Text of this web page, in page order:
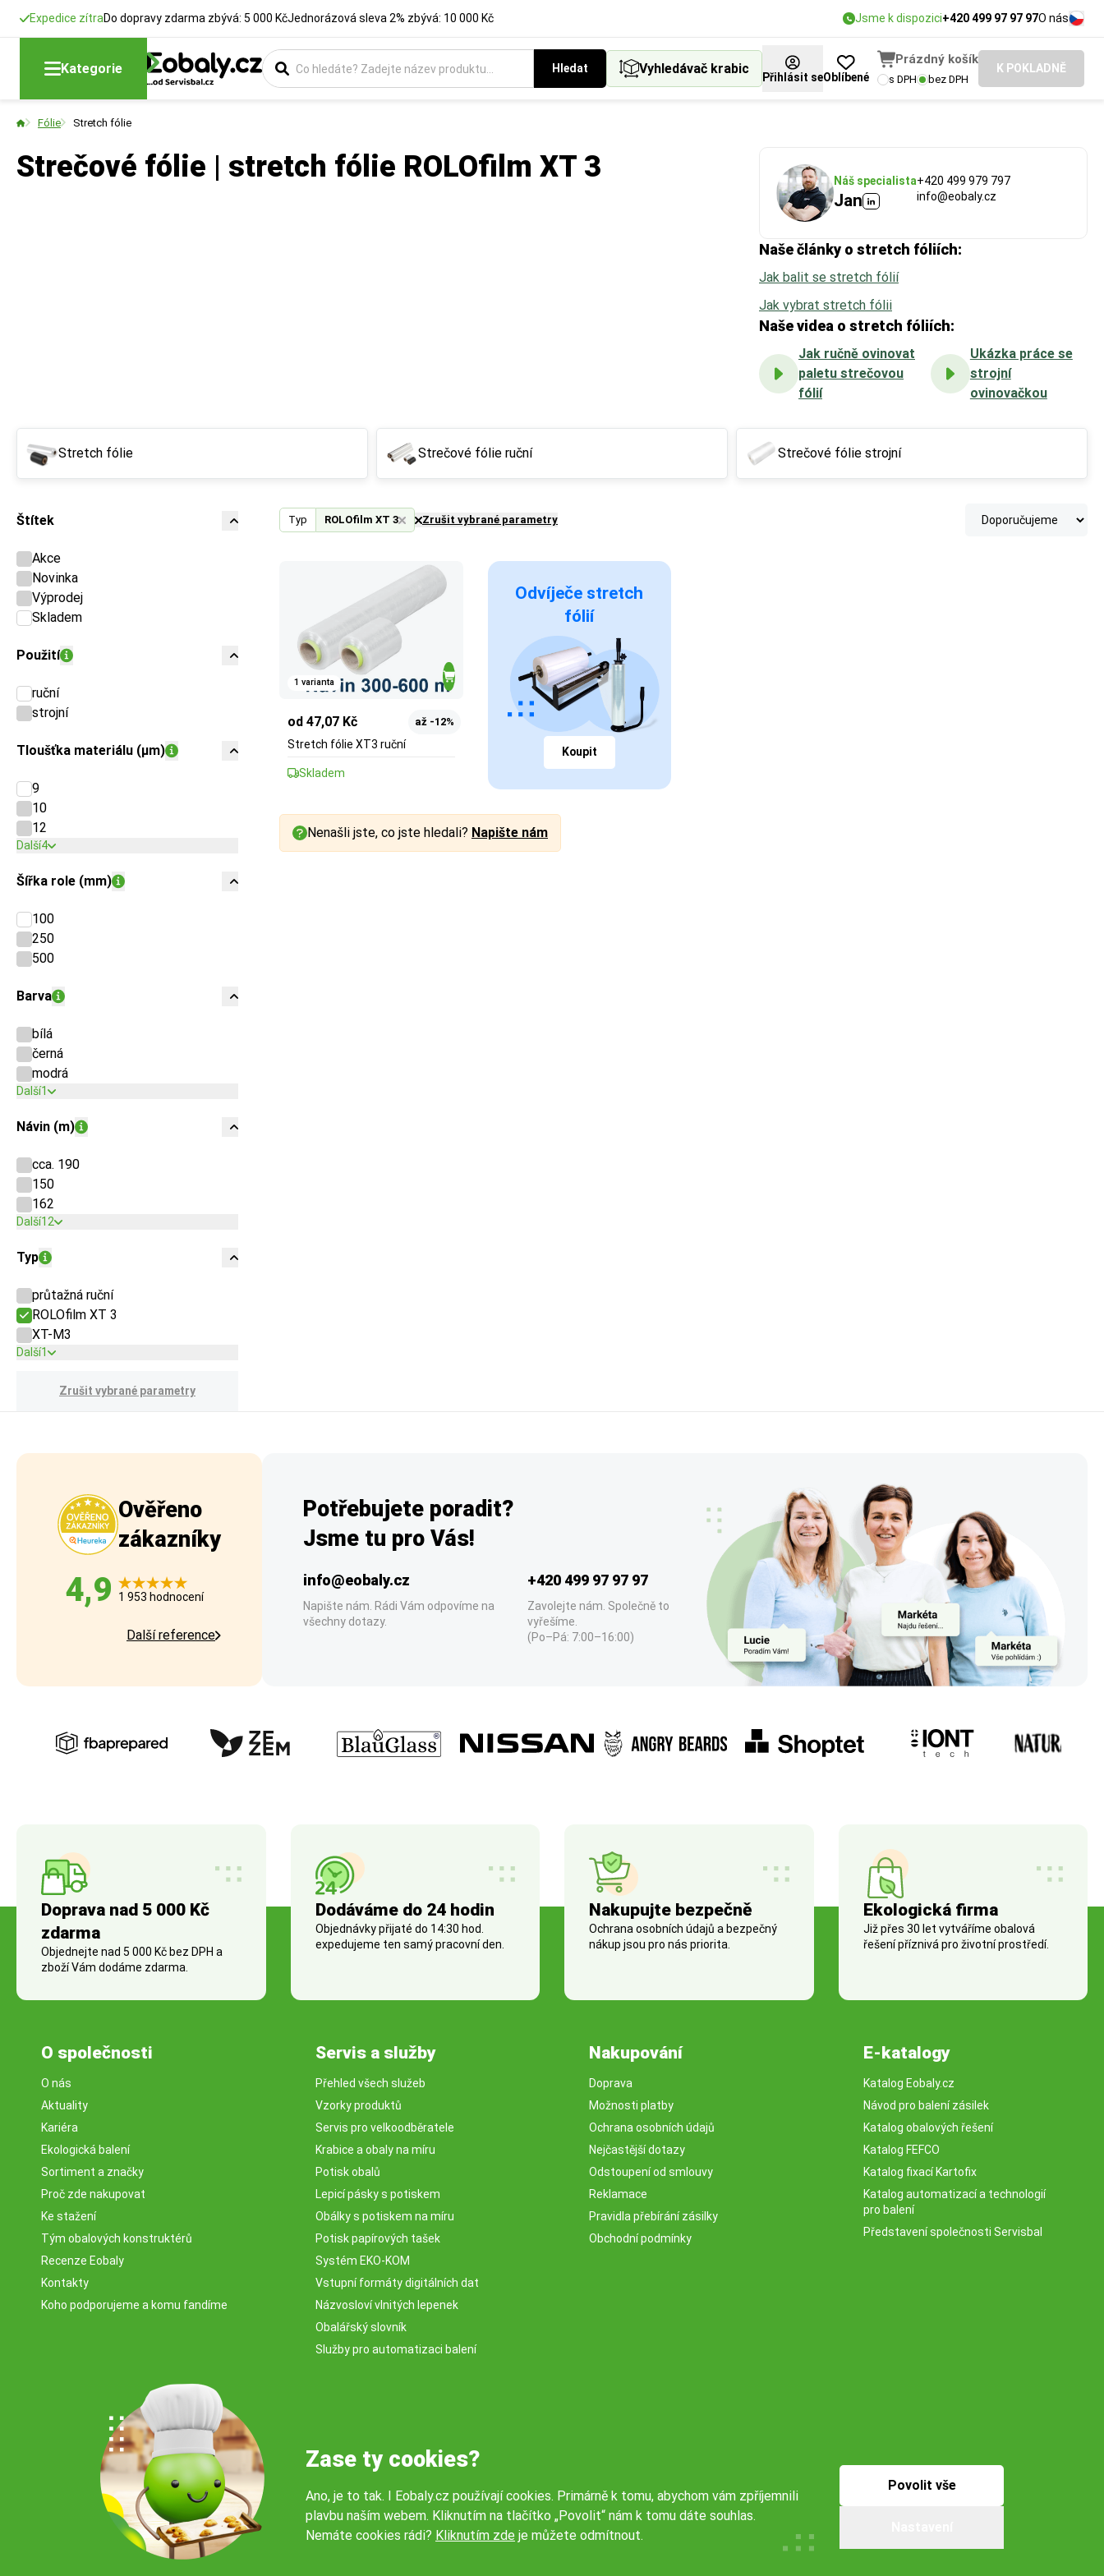
Expedice zítraDo dopravy zdarma zbývá: 5 000 KčJednorázová sleva 2% zbývá: 10 000 Kč Jsme k dispozici+420 499 97 97 97O nás
Kategorie Hledat Vyhledávač krabic
Přihlásit seOblíbené
Prázdný košík
s DPH bez DPH
K POKLADNĚ
Fólie Stretch fólie
Strečové fólie | stretch fólie ROLOfilm XT 3 Náš specialista
Jan
+420 499 979 797
info@eobaly.cz
Naše články o stretch fóliích:
Jak balit se stretch fólií
Jak vybrat stretch fólii
Naše videa o stretch fóliích:
Jak ručně ovinovat
paletu strečovou
fólií
Ukázka práce se
strojní
ovinovačkou
Stretch fólie Strečové fólie ruční Strečové fólie strojní
Štítek
Akce
Novinka
Výprodej
Skladem
Použití
ruční
strojní
Tloušťka materiálu (µm)
9
10
12
Další4
Šířka role (mm)
100
250
500
Barva
bílá
černá
modrá
Další1
Návin (m)
cca. 190
150
162
Další12
Typ
průtažná ruční
ROLOfilm XT 3
XT-M3
Další1
Zrušit vybrané parametry
Typ ROLOfilm XT 3 Zrušit vybrané parametry
1 varianta
od 47,07 Kč až -12%
Stretch fólie XT3 ruční
Skladem
Odvíječe stretch
fólií
Koupit
Nenašli jste, co jste hledali? Napište nám
Ověřeno
zákazníky
4,9 1 953 hodnocení
Další reference
Potřebujete poradit?
Jsme tu pro Vás!
info@eobaly.cz
Napište nám. Rádi Vám odpovíme na
všechny dotazy.
+420 499 97 97 97
Zavolejte nám. Společně to
vyřešíme.
(Po–Pá: 7:00–16:00)
Doprava nad 5 000 Kč
zdarma
Objednejte nad 5 000 Kč bez DPH a
zboží Vám dodáme zdarma.
Dodáváme do 24 hodin
Objednávky přijaté do 14:30 hod.
expedujeme ten samý pracovní den.
Nakupujte bezpečně
Ochrana osobních údajů a bezpečný
nákup jsou pro nás priorita.
Ekologická firma
Již přes 30 let vytváříme obalová
řešení příznivá pro životní prostředí.
O společnosti
O nás
Aktuality
Kariéra
Ekologická balení
Sortiment a značky
Proč zde nakupovat
Ke stažení
Tým obalových konstruktérů
Recenze Eobaly
Kontakty
Koho podporujeme a komu fandíme
Servis a služby
Přehled všech služeb
Vzorky produktů
Servis pro velkoodběratele
Krabice a obaly na míru
Potisk obalů
Lepicí pásky s potiskem
Obálky s potiskem na míru
Potisk papírových tašek
Systém EKO-KOM
Vstupní formáty digitálních dat
Názvosloví vlnitých lepenek
Obalářský slovník
Služby pro automatizaci balení
Nakupování
Doprava
Možnosti platby
Ochrana osobních údajů
Nejčastější dotazy
Odstoupení od smlouvy
Reklamace
Pravidla přebírání zásilky
Obchodní podmínky
E-katalogy
Katalog Eobaly.cz
Návod pro balení zásilek
Katalog obalových řešení
Katalog FEFCO
Katalog fixací Kartofix
Katalog automatizací a technologií
pro balení
Představení společnosti Servisbal
© 2026 Servisbal Obaly s.r.o. Všechna práva vyhrazena.
Zase ty cookies?
Ano, je to tak. I Eobaly.cz používají cookies. Primárně k tomu, abychom vám zpříjemnili
plavbu naším webem. Kliknutím na tlačítko „Povolit“ nám k tomu dáte souhlas.
Nemáte cookies rádi? Kliknutím zde je můžete odmítnout.
Povolit vše